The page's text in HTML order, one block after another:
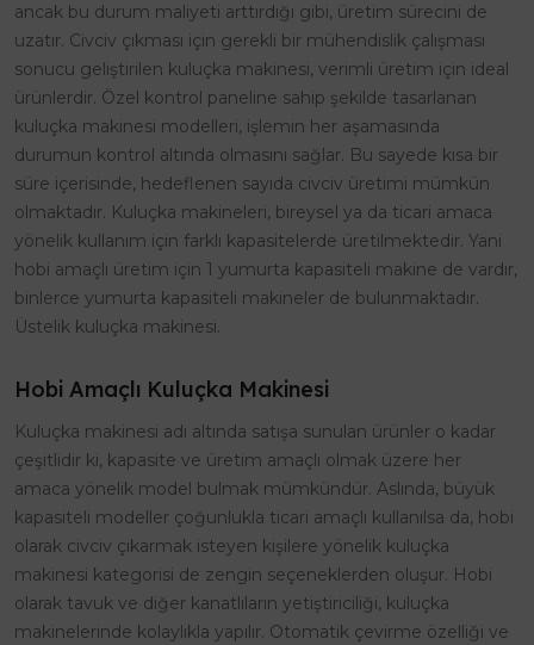
ancak bu durum maliyeti arttırdığı gibi, üretim sürecini de
uzatır. Civciv çıkması için gerekli bir mühendislik çalışması
sonucu geliştirilen kuluçka makinesi, verimli üretim için ideal
ürünlerdir. Özel kontrol paneline sahip şekilde tasarlanan
kuluçka makinesi modelleri, işlemin her aşamasında
durumun kontrol altında olmasını sağlar. Bu sayede kısa bir
süre içerisinde, hedeflenen sayıda civciv üretimi mümkün
olmaktadır. Kuluçka makineleri, bireysel ya da ticari amaca
yönelik kullanım için farklı kapasitelerde üretilmektedir. Yani
hobi amaçlı üretim için 1 yumurta kapasiteli makine de vardır,
binlerce yumurta kapasiteli makineler de bulunmaktadır.
Üstelik kuluçka makinesi.
Hobi Amaçlı Kuluçka Makinesi
Kuluçka makinesi adı altında satışa sunulan ürünler o kadar
çeşitlidir ki, kapasite ve üretim amaçlı olmak üzere her
amaca yönelik model bulmak mümkündür. Aslında, büyük
kapasiteli modeller çoğunlukla ticari amaçlı kullanılsa da, hobi
olarak civciv çıkarmak isteyen kişilere yönelik kuluçka
makinesi kategorisi de zengin seçeneklerden oluşur. Hobi
olarak tavuk ve diğer kanatlıların yetiştiriciliği, kuluçka
makinelerinde kolaylıkla yapılır. Otomatik çevirme özelliği ve